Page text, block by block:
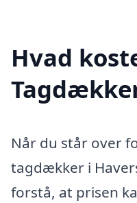
Hvad
Når du står over
tagdækker i
forstå, at prisen